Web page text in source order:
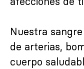
Nuestra
de arterias,
cuerpo